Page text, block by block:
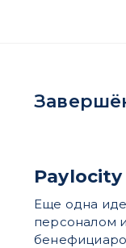
Еще одна
персоналом